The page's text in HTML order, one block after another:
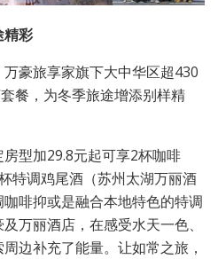
精彩
豪旅享家旗下大中华区超430
餐，为冬季旅途增添别样精
型加29.8元起可享2杯咖啡
特调鸡尾酒（苏州太湖万丽酒
啡抑或是融合本地特色的特调
万丽酒店，在感受水天一色、
边补充了能量。让如常之旅，